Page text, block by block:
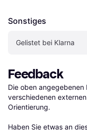
Sonstiges
Gelistet bei Klarna
Feedback
Die oben
verschiedenen
Orientierung.
Haben Sie etwas an